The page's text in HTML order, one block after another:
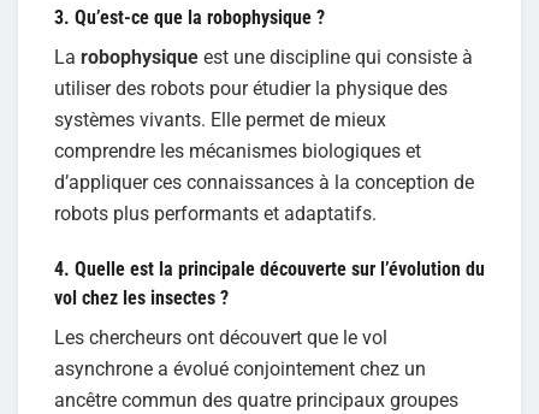
3. Qu’est-ce que la robophysique ?
La robophysique est une discipline qui consiste à
utiliser des robots pour étudier la physique des
systèmes vivants. Elle permet de mieux
comprendre les mécanismes biologiques et
d’appliquer ces connaissances à la conception de
robots plus performants et adaptatifs.
4. Quelle est la principale découverte sur l’évolution du
vol chez les insectes ?
Les chercheurs ont découvert que le vol
asynchrone a évolué conjointement chez un
ancêtre commun des quatre principaux groupes